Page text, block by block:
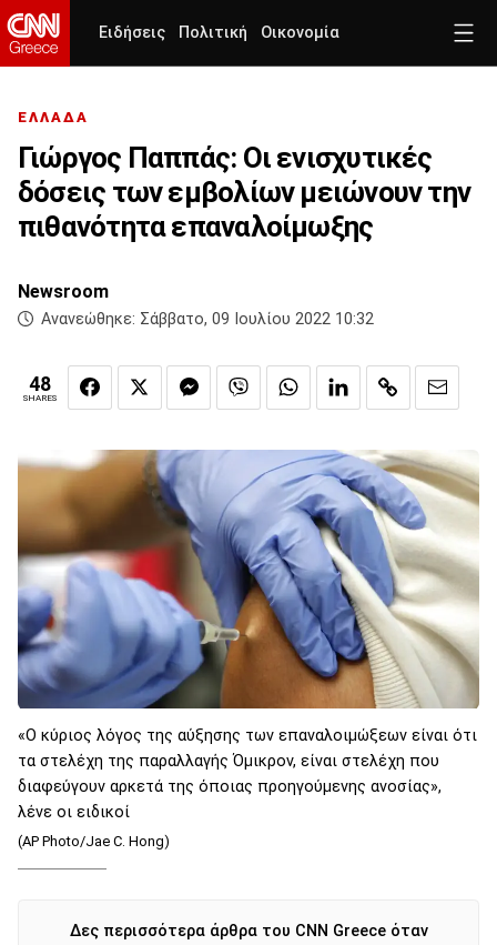
Ειδήσεις Πολιτική Οικονομία
ΕΛΛΑΔΑ
Γιώργος Παππάς: Οι ενισχυτικές
δόσεις των εμβολίων μειώνουν την
πιθανότητα επαναλοίμωξης
Newsroom
Ανανεώθηκε: Σάββατο, 09 Ιουλίου 2022 10:32
48
SHARES
«Ο κύριος λόγος της αύξησης των επαναλοιμώξεων είναι ότι
τα στελέχη της παραλλαγής Όμικρον, είναι στελέχη που
διαφεύγουν αρκετά της όποιας προηγούμενης ανοσίας»,
λένε οι ειδικοί
(AP Photo/Jae C. Hong)
Δες περισσότερα άρθρα του CNN Greece όταν